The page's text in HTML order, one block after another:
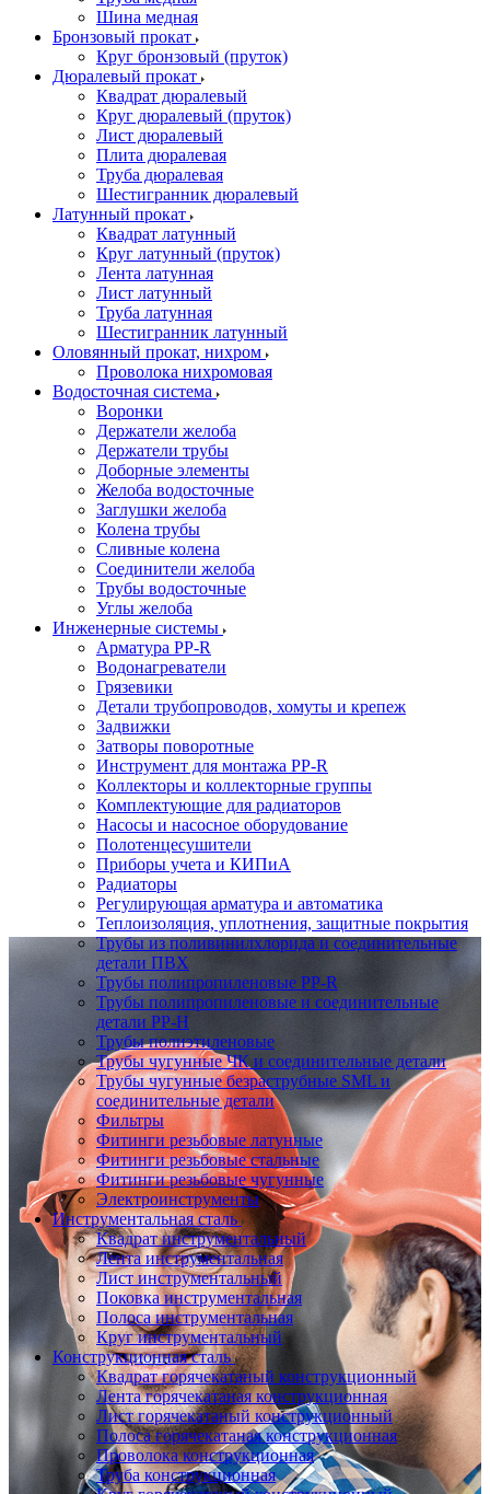
Шина медная
Бронзовый прокат
Круг бронзовый (пруток)
Дюралевый прокат
Квадрат дюралевый
Круг дюралевый (пруток)
Лист дюралевый
Плита дюралевая
Труба дюралевая
Шестигранник дюралевый
Латунный прокат
Квадрат латунный
Круг латунный (пруток)
Лента латунная
Лист латунный
Труба латунная
Шестигранник латунный
Оловянный прокат, нихром
Проволока нихромовая
Водосточная система
Воронки
Держатели желоба
Держатели трубы
Доборные элементы
Желоба водосточные
Заглушки желоба
Колена трубы
Сливные колена
Соединители желоба
Трубы водосточные
Углы желоба
Инженерные системы
Арматура PP-R
Водонагреватели
Грязевики
Детали трубопроводов, хомуты и крепеж
Задвижки
Затворы поворотные
Инструмент для монтажа PP-R
Коллекторы и коллекторные группы
Комплектующие для радиаторов
Насосы и насосное оборудование
Полотенцесушители
Приборы учета и КИПиА
Радиаторы
Регулирующая арматура и автоматика
Теплоизоляция, уплотнения, защитные покрытия
Трубы из поливинилхлорида и соединительные
детали ПВХ
Трубы полипропиленовые PP-R
Трубы полипропиленовые и соединительные
детали PP-H
Трубы полиэтиленовые
Трубы чугунные ЧК и соединительные детали
Трубы чугунные безраструбные SML и
соединительные детали
Фильтры
Фитинги резьбовые латунные
Фитинги резьбовые стальные
Фитинги резьбовые чугунные
Электроинструменты
Инструментальная сталь
Квадрат инструментальный
Лента инструментальная
Лист инструментальный
Поковка инструментальная
Полоса инструментальная
Круг инструментальный
Конструкционная сталь
Квадрат горячекатаный конструкционный
Лента горячекатаная конструкционная
Лист горячекатаный конструкционный
Полоса горячекатаная конструкционная
Проволока конструкционная
Труба конструкционная